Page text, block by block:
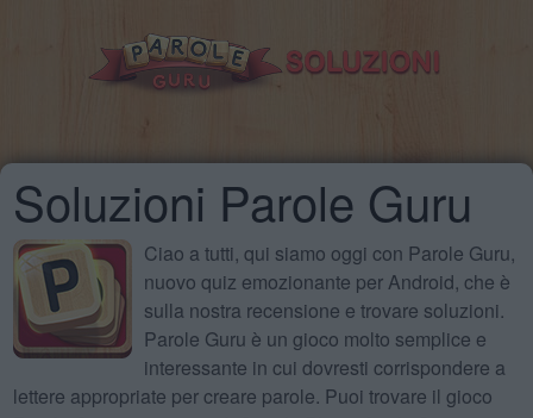
Soluzioni Parole Guru
Ciao a tutti, qui siamo oggi con Parole Guru,
nuovo quiz emozionante per Android, che è
sulla nostra recensione e trovare soluzioni.
Parole Guru è un gioco molto semplice e
interessante in cui dovresti corrispondere a
lettere appropriate per creare parole. Puoi trovare il gioco